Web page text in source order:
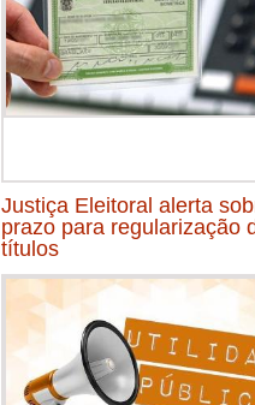
Justiça Eleitoral alerta
prazo para regularização
títulos